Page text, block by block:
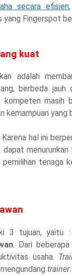
secara efisien
Fingerspot
kuat
adalah
berbeda
masih
kemampuan yang
hal ini
tenaga
3 tujuan, yaitu :
. Dari
usaha.
trainer.